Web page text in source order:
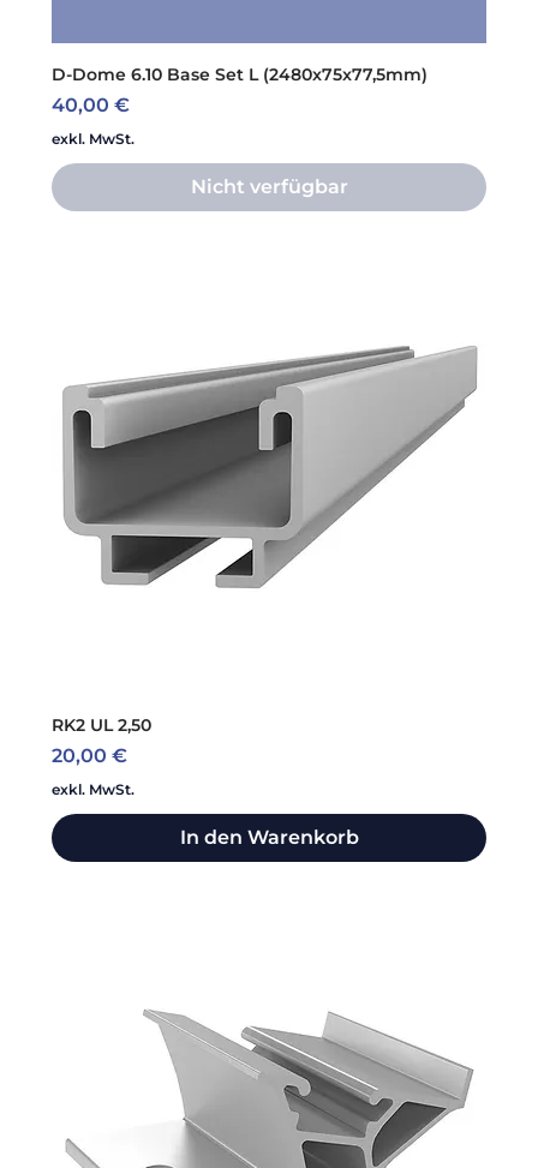
D-Dome 6.10 Base Set L (2480x75x77,5mm)
Preis
40,00 €
exkl. MwSt.
Nicht verfügbar
RK2 UL 2,50
Preis
20,00 €
exkl. MwSt.
In den Warenkorb